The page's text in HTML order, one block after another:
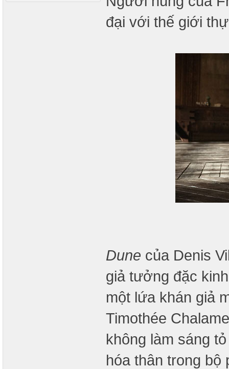
đại với thế giới
Dune của Denis
giả tưởng đặc
một lứa khán giả
Timothée
không làm sáng
hóa thân trong bộ